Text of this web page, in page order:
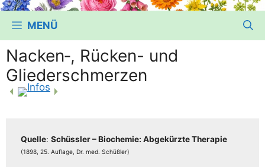
MENÜ
Nacken‑, Rücken- und
Gliederschmerzen
Quel­le: Schüss­ler – Bio­che­mie: Abge­kürz­te The­ra­pie
(1898, 25. Auf­la­ge, Dr. med. Schüßler)